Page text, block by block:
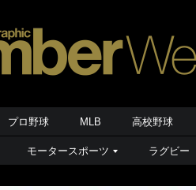
プロ野球 MLB 高校野球
モータースポーツ ラグビー